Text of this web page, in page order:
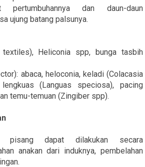
pertumbuhannya dan daun-daun
ujung batang palsunya.
Heliconia spp, bunga tasbih
abaca, heloconia, keladi (Colacasia
(Languas speciosa), pacing
temu-temuan (Zingiber spp).
pisang dapat dilakukan secara
anakan dari induknya, pembelahan